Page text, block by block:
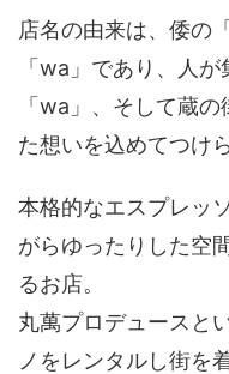
店名の由来は、倭の
「wa」であり、人
「wa」、そして蔵
た想いを込めてつけ
本格的なエスプレッ
がらゆったりした空
るお店。
丸萬プロデュースと
ノをレンタルし街を